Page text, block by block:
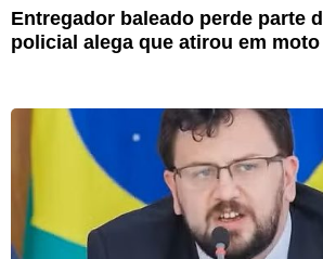
Entregador baleado perde parte
policial alega que atirou em moto